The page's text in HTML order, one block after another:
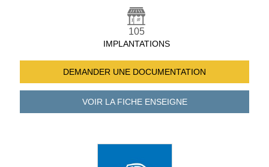
105
IMPLANTATIONS
DEMANDER UNE DOCUMENTATION
VOIR LA FICHEENSEIGNE